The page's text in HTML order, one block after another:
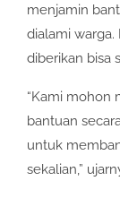
menjamin
dialami
diberikan bisa
“Kami mohon
bantuan
untuk
sekalian,”